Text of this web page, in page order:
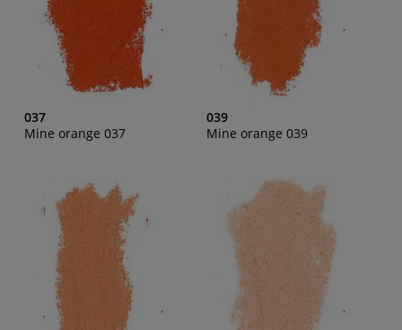
037
Mine orange 037
039
Mine orange 039